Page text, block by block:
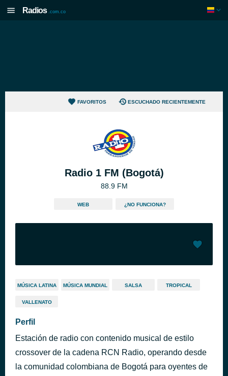
Radios .com.co
FAVORITOS ESCUCHADO RECIENTEMENTE
Radio 1 FM (Bogotá)
88.9 FM
WEB ¿NO FUNCIONA?
MÚSICA LATINA MÚSICA MUNDIAL SALSA TROPICAL
VALLENATO
Perfil
Estación de radio con contenido musical de estilo
crossover de la cadena RCN Radio, operando desde
la comunidad colombiana de Bogotá para oyentes de